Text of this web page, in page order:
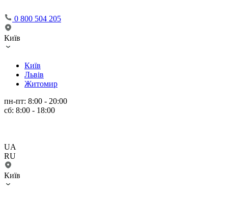
0 800 504 205
Київ
Київ
Львів
Житомир
пн-пт: 8:00 - 20:00
сб: 8:00 - 18:00
UA
RU
Київ